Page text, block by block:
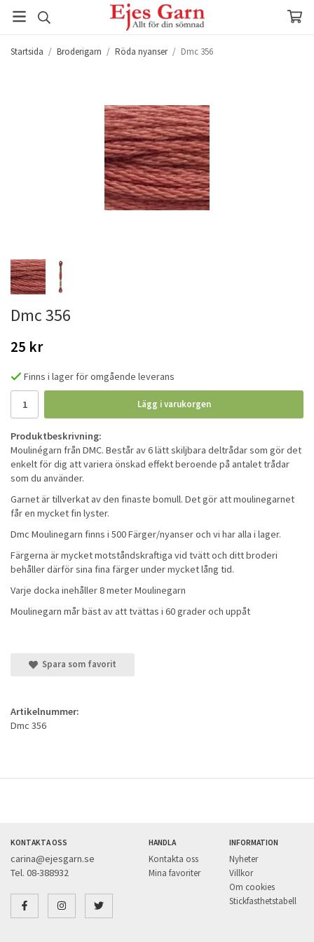
Startsida / Broderigarn / Röda nyanser / Dmc 356
Dmc 356
25 kr
Finns i lager för omgående leverans
Lägg i varukorgen
Produktbeskrivning:
Moulinégarn från DMC. Består av 6 lätt skiljbara deltrådar som gör det
enkelt för dig att variera önskad effekt beroende på antalet trådar
som du använder.
Garnet är tillverkat av den finaste bomull. Det gör att moulinegarnet
får en mycket fin lyster.
Dmc Moulinegarn finns i 500 Färger/nyanser och vi har alla i lager.
Färgerna är mycket motståndskraftiga vid tvätt och ditt broderi
behåller därför sina fina färger under mycket lång tid.
Varje docka inehåller 8 meter Moulinegarn
Moulinegarn mår bäst av att tvättas i 60 grader och uppåt
Spara som favorit
Artikelnummer:
Dmc 356
KONTAKTA OSS
carina@ejesgarn.se
Tel. 08-388932
HANDLA
Kontakta oss
Mina favoriter
INFORMATION
Nyheter
Villkor
Om cookies
Stickfasthetstabell